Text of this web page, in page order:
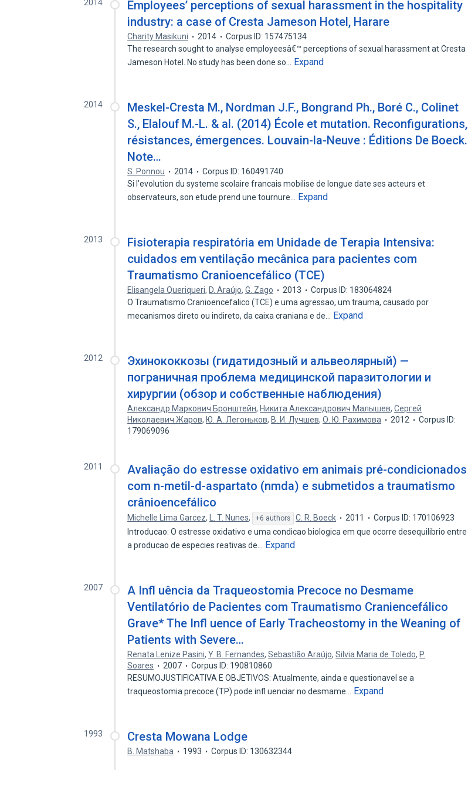
2014
Employees’ perceptions of sexual harassment in the hospitality
industry: a case of Cresta Jameson Hotel, Harare
Charity Masikuni 2014
Corpus ID: 157475134
The research sought to analyse employeesâ€™ perceptions of sexual harassment at Cresta
Jameson Hotel. No study has been done so…
Expand
2014
Meskel-Cresta M., Nordman J.F., Bongrand Ph., Boré C., Colinet
S., Elalouf M.-L. & al. (2014) École et mutation. Reconfigurations,
résistances, émergences. Louvain-la-Neuve : Éditions De Boeck.
Note…
S. Ponnou 2014
Corpus ID: 160491740
Si l’evolution du systeme scolaire francais mobilise de longue date ses acteurs et
observateurs, son etude prend une tournure…
Expand
2013
Fisioterapia respiratória em Unidade de Terapia Intensiva:
cuidados em ventilação mecânica para pacientes com
Traumatismo Cranioencefálico (TCE)
Elisangela Queriqueri, D. Araújo,G. Zago 2013
Corpus ID: 183064824
O Traumatismo Cranioencefalico (TCE) e uma agressao, um trauma, causado por
mecanismos direto ou indireto, da caixa craniana e de…
Expand
2012
Эхинококкозы (гидатидозный и альвеолярный) —
пограничная проблема медицинской паразитологии и
хирургии (обзор и собственные наблюдения)
Александр Маркович Бронштейн, Никита Александрович Малышев,Сергей
Николаевич Жаров, Ю. А. Легоньков, В. И. Лучшев,О. Ю. Рахимова 2012
Corpus ID:
179069096
2011
Avaliação do estresse oxidativo em animais pré-condicionados
com n-metil-d-aspartato (nmda) e submetidos a traumatismo
crânioencefálico
Michelle Lima Garcez, L. T. Nunes, +6 authors C. R. Boeck 2011
Corpus ID: 170106923
Introducao: O estresse oxidativo e uma condicao biologica em que ocorre desequilibrio entre
a producao de especies reativas de…
Expand
2007
A Infl uência da Traqueostomia Precoce no Desmame
Ventilatório de Pacientes com Traumatismo Craniencefálico
Grave* The Infl uence of Early Tracheostomy in the Weaning of
Patients with Severe…
Renata Lenize Pasini,Y. B. Fernandes,Sebastião Araújo,Silvia Maria de Toledo, P.
Soares
2007
Corpus ID: 190810860
RESUMOJUSTIFICATIVA E OBJETIVOS: Atualmente, ainda e questionavel se a
traqueostomia precoce (TP) pode infl uenciar no desmame…
Expand
1993 Cresta Mowana Lodge
B. Matshaba 1993 Corpus ID: 130632344